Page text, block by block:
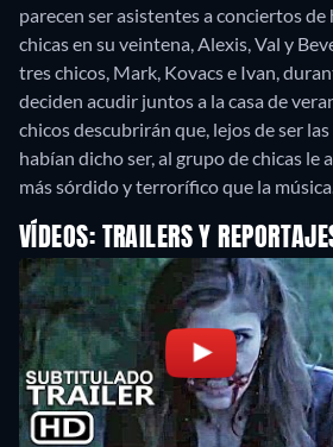
parecen ser asistentes a conciertos de
chicas en su veintena, Alexis, Val y
tres chicos, Mark, Kovacs e Ivan,
deciden acudir juntos a la casa de
chicos descubrirán que, lejos de ser
habían dicho ser, al grupo de chicas le
más sórdido y terrorífico que la
VÍDEOS: TRAILERS Y